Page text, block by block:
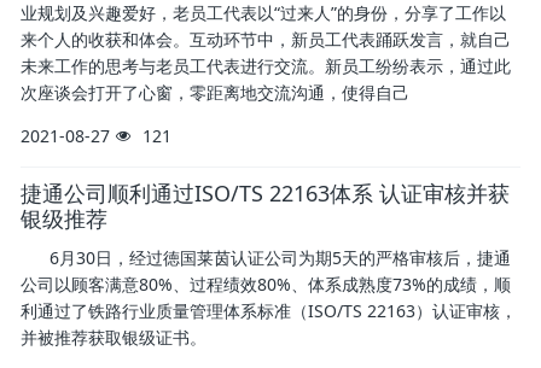
业规划及兴趣爱好，老员工代表以“过来人”的身份，分享了工作以
来个人的收获和体会。互动环节中，新员工代表踊跃发言，就自己
未来工作的思考与老员工代表进行交流。新员工纷纷表示，通过此
次座谈会打开了心窗，零距离地交流沟通，使得自己
2021-08-27
121
捷通公司顺利通过ISO/TS 22163体系 认证审核并获
银级推荐
6月30日，经过徳国莱茵认证公司为期5天的严格审核后，捷通
公司以顾客满意80%、过程绩效80%、体系成熟度73%的成绩，顺
利通过了铁路行业质量管理体系标准（ISO/TS 22163）认证审核，
并被推荐获取银级证书。